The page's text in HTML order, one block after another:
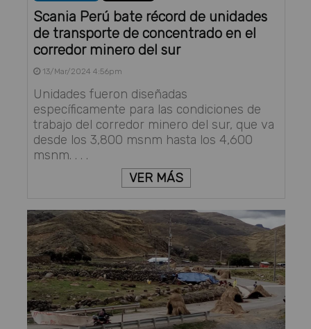
Scania Perú bate récord de unidades
de transporte de concentrado en el
corredor minero del sur
13/Mar/2024 4:56pm
Unidades fueron diseñadas
específicamente para las condiciones de
trabajo del corredor minero del sur, que va
desde los 3,800 msnm hasta los 4,600
msnm. . . .
VER MÁS